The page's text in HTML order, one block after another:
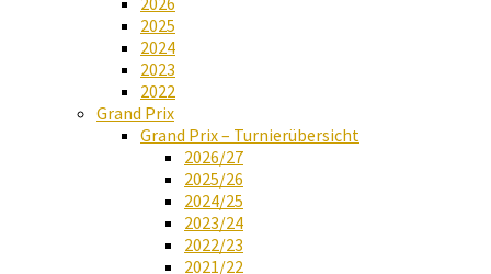
2025
2024
2023
2022
Grand Prix
Grand Prix – Turnierübersicht
2026/27
2025/26
2024/25
2023/24
2022/23
2021/22